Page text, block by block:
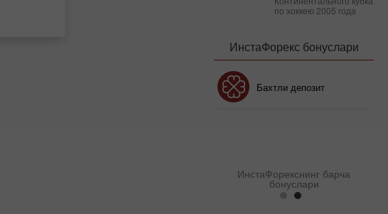
по хоккею 2005 года
ИнстаФорекс бонуслари
Бахтли депозит
ИнстаФорекснинг барча
бонуслари